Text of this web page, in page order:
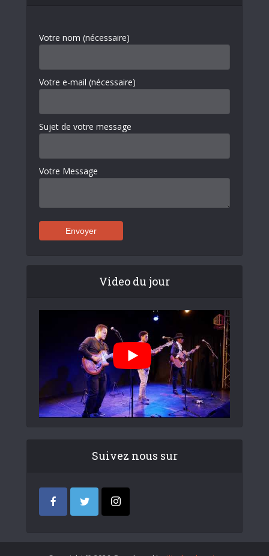
Votre nom (nécessaire)
Votre e-mail (nécessaire)
Sujet de votre message
Votre Message
Video du jour
Suivez nous sur